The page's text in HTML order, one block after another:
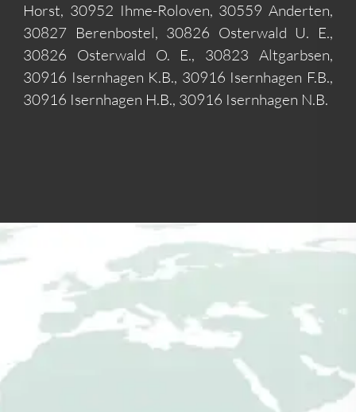
Horst, 30952 Ihme-Roloven, 30559 Anderten,
30827 Berenbostel, 30826 Osterwald U. E.,
30826 Osterwald O. E., 30823 Altgarbsen,
30916 Isernhagen K.B., 30916 Isernhagen F.B.,
30916 Isernhagen H.B., 30916 Isernhagen N.B.